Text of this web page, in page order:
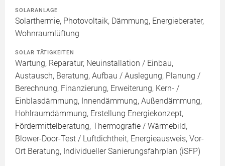
SOLARANLAGE
Solarthermie, Photovoltaik, Dämmung, Energieberater,
Wohnraumlüftung
SOLAR TÄTIGKEITEN
Wartung, Reparatur, Neuinstallation / Einbau,
Austausch, Beratung, Aufbau / Auslegung, Planung /
Berechnung, Finanzierung, Erweiterung, Kern- /
Einblasdämmung, Innendämmung, Außendämmung,
Hohlraumdämmung, Erstellung Energiekonzept,
Fördermittelberatung, Thermografie / Wärmebild,
Blower-Door-Test / Luftdichtheit, Energieausweis, Vor-
Ort Beratung, Individueller Sanierungsfahrplan (iSFP)